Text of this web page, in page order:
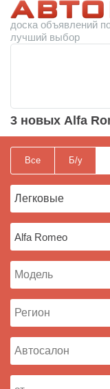
доска объявлений
лучший выбор
3 новых Alfa
Все Б/у